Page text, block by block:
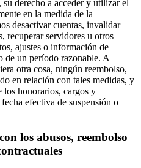
derecho a acceder y utilizar el
en la medida de la
desactivar cuentas, invalidar
recuperar servidores u otros
ajustes o información de
de un período razonable. A
otra cosa, ningún reembolso,
en relación con tales medidas, y
los honorarios, cargos y
efectiva de suspensión o
los abusos, reembolso